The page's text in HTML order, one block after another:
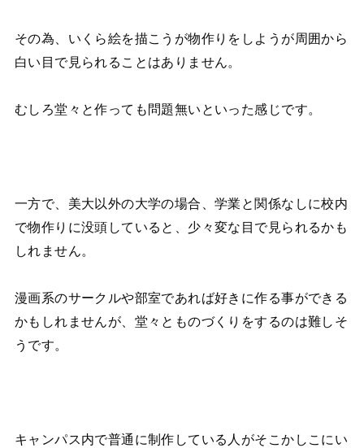
その為、いくら絵を描こうが物作りをしようが周囲から
白い目で見られることはありません。
むしろ堂々と作っても問題無いといった感じです。
一方で、美大以外の大学の場合、学業と関係なしに校内
で物作りに没頭していると、少々変な目で見られるかも
しれません。
漫画系のサークルや部室であれば好きに作る事ができる
かもしれませんが、堂々とものづくりをするのは難しそ
うです。
キャンパス内で普通に制作している人がそこかしこにい